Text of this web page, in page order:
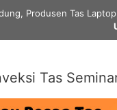
Produsen Tas
Tas